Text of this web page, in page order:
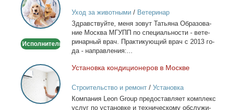
врач
-
Выезд
дом
Исполнитель
Уход за животными/ Ветеринар
Здрав­ствуй­те, ме­ня зо­вут Та­тья­на Об­ра­зо­ва­
ние Москва МГУПП по спе­ци­аль­но­сти - ве­те­
ри­нар­ный врач. Прак­ти­ку­ю­щий врач с 2013 го­
да - на­прав­ле­ния:...
Установка
кондиционеров
в
Москве
Уста­нов­ка кон­ди­ци­о­не­ров в Москве
Строительство и ремонт/ Установка
кондиционеров
Ком­па­ния Leon Group предо­став­ля­ет ком­плекс
услуг по уста­нов­ке и тех­ни­че­ско­му об­слу­жи­